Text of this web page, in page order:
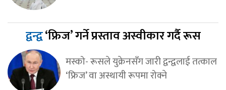
द्वन्द्व‘फ्रिज’ गर्ने प्रस्ताव अस्वीकार गर्दै रूस
मस्को- रूसले युक्रेनसँग जारी द्वन्द्वलाई तत्काल
‘फ्रिज’ वा अस्थायी रूपमा रोक्ने